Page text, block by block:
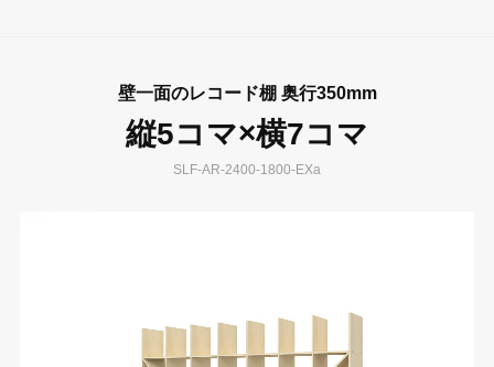
壁一面のレコード棚 奥行350mm
縦5コマ×横7コマ
SLF-AR-2400-1800-EXa